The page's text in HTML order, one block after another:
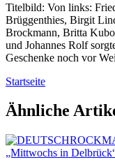
Titelbild: Von links:
Brüggenthies, Birgit
Brockmann, Britta
und Johannes Rolf
Geschenke noch vor
Startseite
Ähnliche